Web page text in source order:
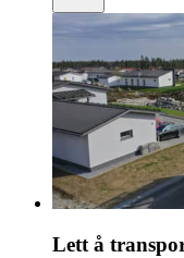
Lett å